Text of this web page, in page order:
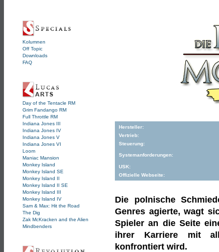
Kolumnen
Off Topic
Downloads
FAQ
Day of the Tentacle RM
Grim Fandango RM
Full Throttle RM
Indiana Jones III
Indiana Jones IV
Indiana Jones V
Indiana Jones VI
Loom
Maniac Mansion
Monkey Island
Monkey Island SE
Monkey Island II
Monkey Island II SE
Monkey Island III
Monkey Island IV
Sam & Max: Hit the Road
The Dig
Zak McKracken and the Alien
Mindbenders
Hersteller:
Vertrieb:
Steuerung:
Systemanforderungen:
USK:
Offizielle Webseite:
Die polnische
Genres agierte, wagt
Spieler an die Seite
ihrer Karriere mit
konfrontiert wird.